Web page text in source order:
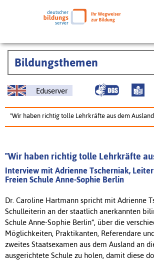
Bildungsthemen
Eduserver
"Wir haben richtig tolle Lehrkräfte aus dem
"Wir haben richtig tolle Lehrkräfte
Interview mit Adrienne Tscherniak,
Freien Schule Anne-Sophie Berlin
Dr. Caroline Hartmann spricht mit Adrienne
Schulleiterin an der staatlich anerkannten
Schule Anne-Sophie Berlin“, über die
Möglichkeiten, Praktikanten, Referendare
zweites Staatsexamen aus dem Ausland an
ausgerichtete Schule zu holen, damit diese